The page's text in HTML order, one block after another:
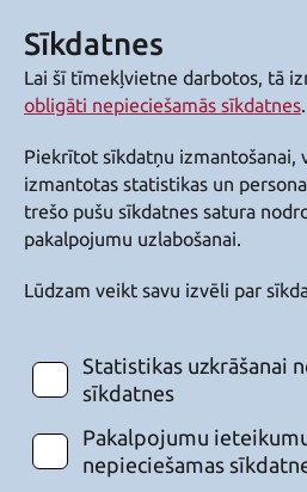
Sīkdatnes
Lai šī tīmekļvietne darbotos, tā
obligāti nepieciešamās sīkdatnes.
Piekrītot sīkdatņu izmantošanai,
izmantotas statistikas un
trešo pušu sīkdatnes satura
pakalpojumu uzlabošanai.
Lūdzam veikt savu izvēli par
Statistikas uzkrāšanai
sīkdatnes
Pakalpojumu
nepieciešamas